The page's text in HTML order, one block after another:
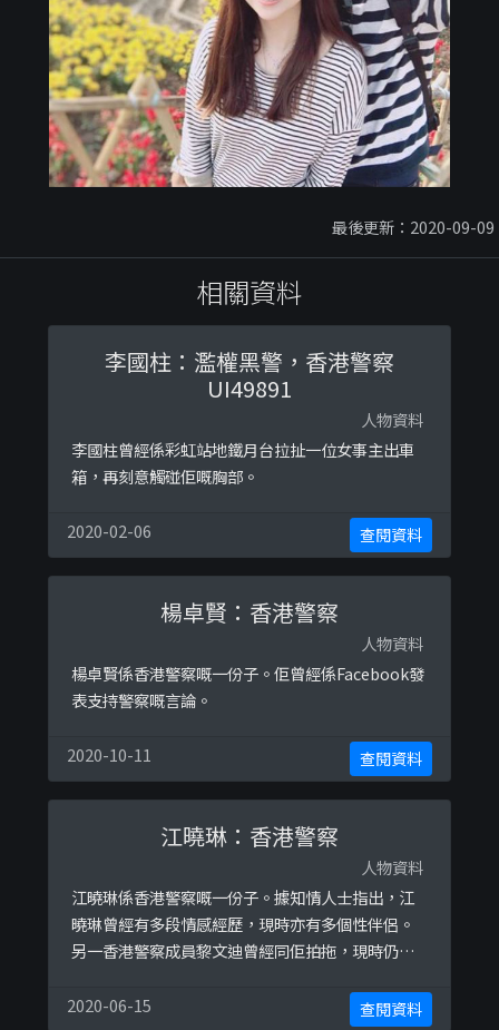
最後更新：2020-09-09
相關資料
李國柱：濫權黑警，香港警察
UI49891
人物資料
李國柱曾經係彩虹站地鐵月台拉扯一位女事主出車
箱，再刻意觸碰佢嘅胸部。
2020-02-06 查閱資料
楊卓賢：香港警察
人物資料
楊卓賢係香港警察嘅一份子。佢曾經係Facebook發
表支持警察嘅言論。
2020-10-11 查閱資料
江曉琳：香港警察
人物資料
江曉琳係香港警察嘅一份子。據知情人士指出，江
曉琳曾經有多段情感經歷，現時亦有多個性伴侶。
另一香港警察成員黎文迪曾經同佢拍拖，現時仍然
嘅弟弟都曾經同佢拍拖。呢兩個人都係佢家姐嘅同
2020-06-15 查閱資料